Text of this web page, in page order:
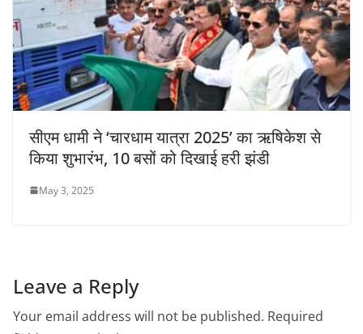
सीएम धामी ने ‘चारधाम यात्रा 2025’ का ऋषिकेश से
किया शुभारंभ, 10 बसों को दिखाई हरी झंडी
May 3, 2025
Leave a Reply
Your email address will not be published. Required